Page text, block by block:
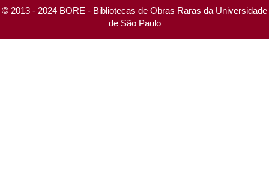
© 2013 - 2024 BORE - Bibliotecas de Obras Raras da Universidade
de São Paulo